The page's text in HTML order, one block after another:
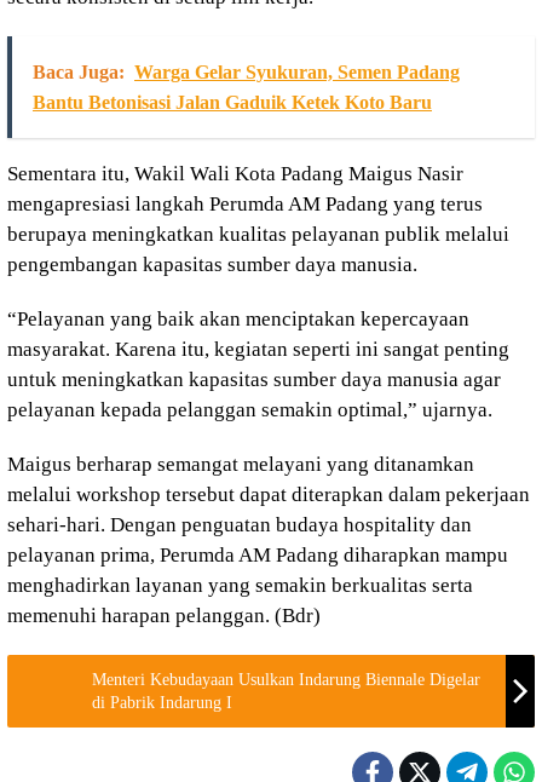
Baca Juga: Warga Gelar Syukuran, Semen Padang
Bantu Betonisasi Jalan Gaduik Ketek Koto Baru
Sementara itu, Wakil Wali Kota Padang Maigus Nasir
mengapresiasi langkah Perumda AM Padang yang terus
berupaya meningkatkan kualitas pelayanan publik melalui
pengembangan kapasitas sumber daya manusia.
“Pelayanan yang baik akan menciptakan kepercayaan
masyarakat. Karena itu, kegiatan seperti ini sangat penting
untuk meningkatkan kapasitas sumber daya manusia agar
pelayanan kepada pelanggan semakin optimal,” ujarnya.
Maigus berharap semangat melayani yang ditanamkan
melalui workshop tersebut dapat diterapkan dalam pekerjaan
sehari-hari. Dengan penguatan budaya hospitality dan
pelayanan prima, Perumda AM Padang diharapkan mampu
menghadirkan layanan yang semakin berkualitas serta
memenuhi harapan pelanggan. (Bdr)
Menteri Kebudayaan Usulkan Indarung Biennale Digelar
di Pabrik Indarung I